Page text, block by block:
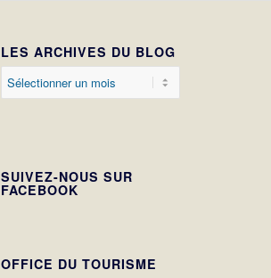
LES ARCHIVES DU BLOG
SUIVEZ-NOUS SUR
FACEBOOK
OFFICE DU TOURISME